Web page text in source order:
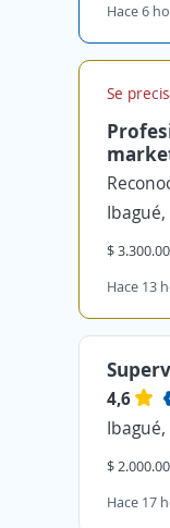
Hace 6
Se
$
Hace 13
4,6
$
Hace 17